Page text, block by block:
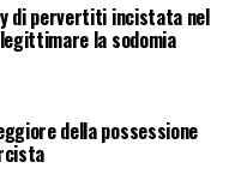
di pervertiti incistata nel
la sodomia
della possessione